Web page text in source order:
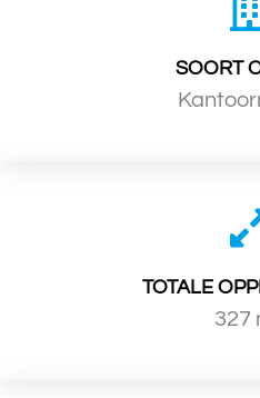
SOORT
TOTALE
327